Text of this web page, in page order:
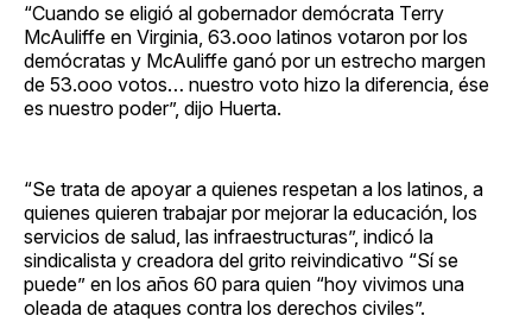
“Cuando se eligió al gobernador demócrata Terry
McAuliffe en Virginia, 63.ooo latinos votaron por los
demócratas y McAuliffe ganó por un estrecho margen
de 53.ooo votos… nuestro voto hizo la diferencia, ése
es nuestro poder”, dijo Huerta.
“Se trata de apoyar a quienes respetan a los latinos, a
quienes quieren trabajar por mejorar la educación, los
servicios de salud, las infraestructuras”, indicó la
sindicalista y creadora del grito reivindicativo “Sí se
puede” en los años 60 para quien “hoy vivimos una
oleada de ataques contra los derechos civiles”.